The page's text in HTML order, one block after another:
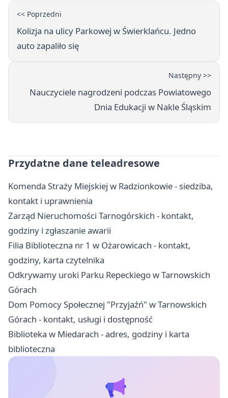
<< Poprzedni
Kolizja na ulicy Parkowej w Świerklańcu. Jedno
auto zapaliło się
Następny >>
Nauczyciele nagrodzeni podczas Powiatowego
Dnia Edukacji w Nakle Śląskim
Przydatne dane teleadresowe
Komenda Straży Miejskiej w Radzionkowie - siedziba,
kontakt i uprawnienia
Zarząd Nieruchomości Tarnogórskich - kontakt,
godziny i zgłaszanie awarii
Filia Biblioteczna nr 1 w Ożarowicach - kontakt,
godziny, karta czytelnika
Odkrywamy uroki Parku Repeckiego w Tarnowskich
Górach
Dom Pomocy Społecznej "Przyjaźń" w Tarnowskich
Górach - kontakt, usługi i dostępność
Biblioteka w Miedarach - adres, godziny i karta
biblioteczna